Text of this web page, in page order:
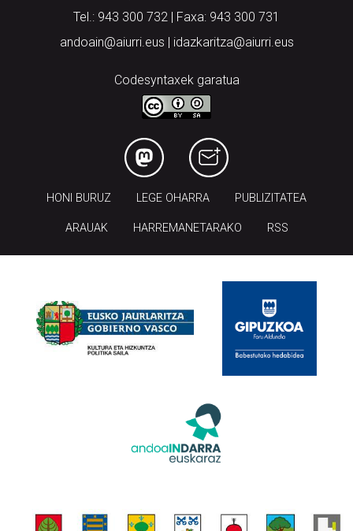
Tel.: 943 300 732 | Faxa: 943 300 731
andoain@aiurri.eus | idazkaritza@aiurri.eus
Codesyntaxek garatua
HONI BURUZ LEGE OHARRA PUBLIZITATEA
ARAUAK HARREMANETARAKO RSS